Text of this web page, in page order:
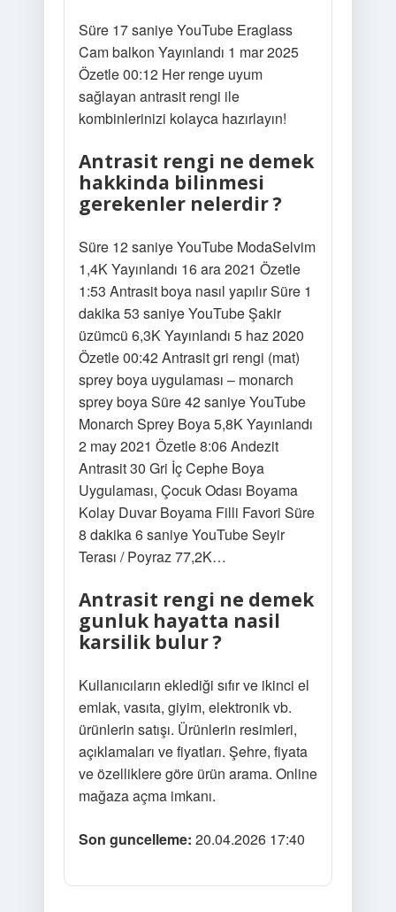
Süre 17 saniye YouTube Eraglass
Cam balkon Yayınlandı 1 mar 2025
Özetle 00:12 Her renge uyum
sağlayan antrasit rengi ile
kombinlerinizi kolayca hazırlayın!
Antrasit rengi ne demek
hakkinda bilinmesi
gerekenler nelerdir ?
Süre 12 saniye YouTube ModaSelvim
1,4K Yayınlandı 16 ara 2021 Özetle
1:53 Antrasit boya nasıl yapılır Süre 1
dakika 53 saniye YouTube Şakir
üzümcü 6,3K Yayınlandı 5 haz 2020
Özetle 00:42 Antrasit gri rengi (mat)
sprey boya uygulaması – monarch
sprey boya Süre 42 saniye YouTube
Monarch Sprey Boya 5,8K Yayınlandı
2 may 2021 Özetle 8:06 Andezit
Antrasit 30 Gri İç Cephe Boya
Uygulaması, Çocuk Odası Boyama
Kolay Duvar Boyama Filli Favori Süre
8 dakika 6 saniye YouTube Seyir
Terası / Poyraz 77,2K…
Antrasit rengi ne demek
gunluk hayatta nasil
karsilik bulur ?
Kullanıcıların eklediği sıfır ve ikinci el
emlak, vasıta, giyim, elektronik vb.
ürünlerin satışı. Ürünlerin resimleri,
açıklamaları ve fiyatları. Şehre, fiyata
ve özelliklere göre ürün arama. Online
mağaza açma imkanı.
Son guncelleme: 20.04.2026 17:40